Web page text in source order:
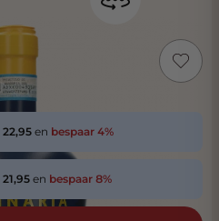
22,95 en bespaar 4%
21,95 en bespaar 8%